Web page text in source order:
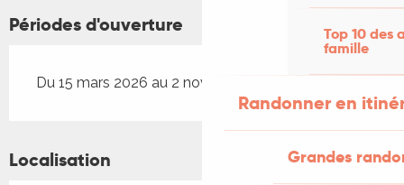
Top 10 des
famille
Randonner en
Grandes
Périodes d'ouverture
Du 15 mars 2026 au 2 novembre 2026
Localisation